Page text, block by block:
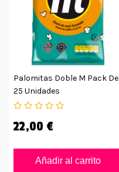
Palomitas Doble M Pack De
25 Unidades
22,00 €
Añadir al carrito